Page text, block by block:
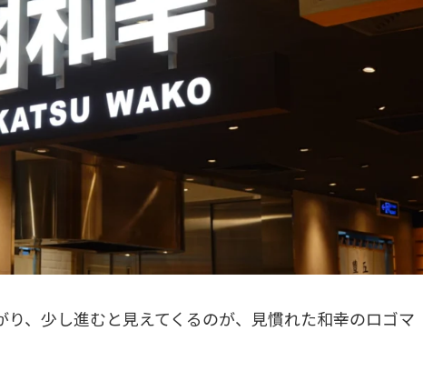
、少し進むと見えてくるのが、見慣れた和幸のロゴマ